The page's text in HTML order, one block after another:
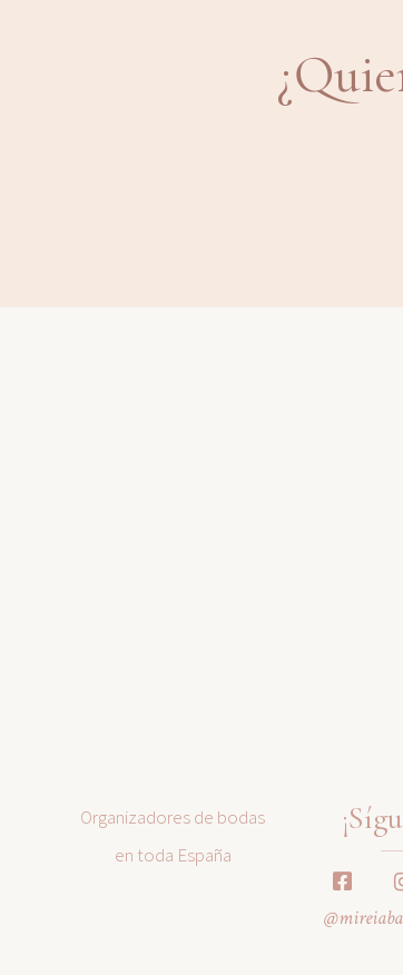
Organizadores de bodas
en toda España